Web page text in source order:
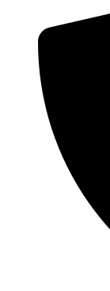
contenido